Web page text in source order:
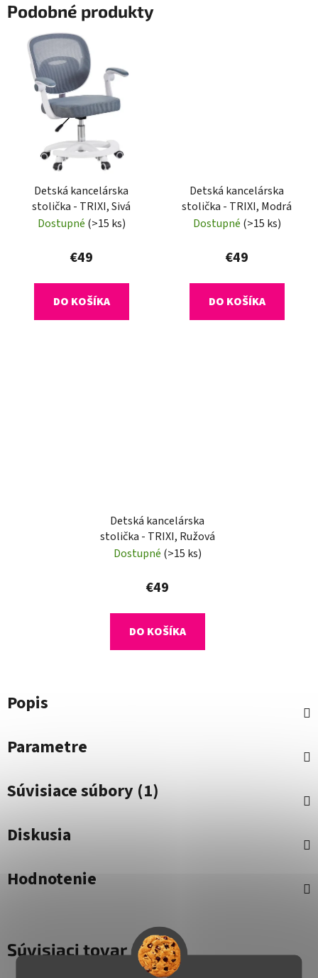
Podobné produkty
Detská kancelárska
stolička - TRIXI, Sivá
Dostupné (>15 ks)
€49
DO KOŠÍKA
Detská kancelárska
stolička - TRIXI, Modrá
Dostupné (>15 ks)
€49
DO KOŠÍKA
Detská kancelárska
stolička - TRIXI, Ružová
Dostupné (>15 ks)
€49
DO KOŠÍKA
Popis
Parametre
Súvisiace súbory (1)
Diskusia
Hodnotenie
Súvisiaci tovar